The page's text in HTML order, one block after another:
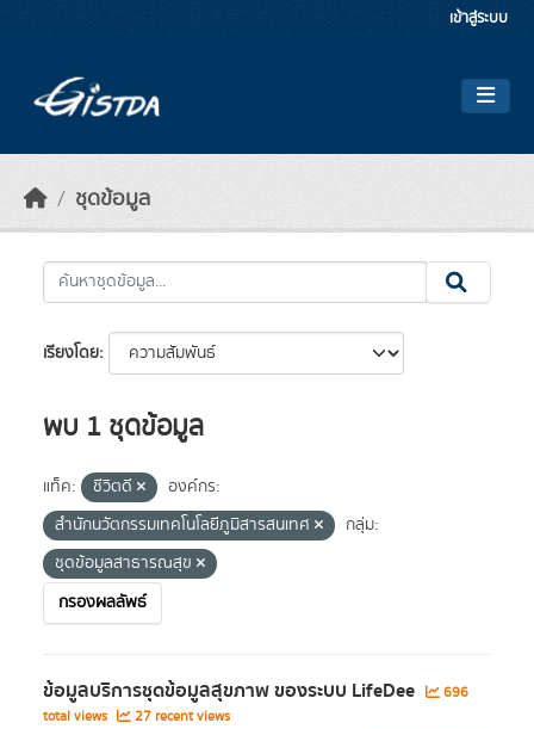
เข้าสู่ระบบ
ชุดข้อมูล
เรียงโดย
พบ 1 ชุดข้อมูล
แท็ค: ชีวิตดี
องค์กร:
สำนักนวัตกรรมเทคโนโลยีภูมิสารสนเทศ
กลุ่ม:
ชุดข้อมูลสาธารณสุข
กรองผลลัพธ์
ข้อมูลบริการชุดข้อมูลสุขภาพ ของระบบ LifeDee
696
total views
27 recent views